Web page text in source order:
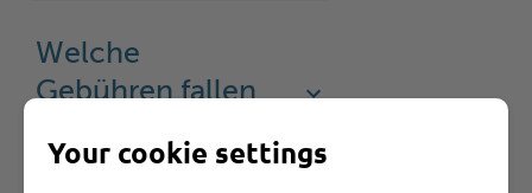
Welche
Gebühren fallen
Your cookie settings